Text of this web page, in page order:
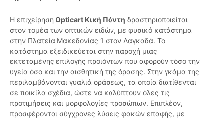
Η επιχείρηση Opticart Κική Πόντη δραστηριοποιείται
στον τομέα των οπτικών ειδών, με φυσικό κατάστημα
στην Πλατεία Μακεδονίας 1 στον Λαγκαδά. Το
κατάστημα εξειδικεύεται στην παροχή μιας
εκτεταμένης επιλογής προϊόντων που αφορούν τόσο την
υγεία όσο και την αισθητική της όρασης. Στην γκάμα της
περιλαμβάνονται γυαλιά οράσεως, τα οποία διατίθενται
σε ποικίλα σχέδια, ώστε να καλύπτουν όλες τις
προτιμήσεις και μορφολογίες προσώπων. Επιπλέον,
προσφέρονται σύγχρονες λύσεις φακών επαφής, με